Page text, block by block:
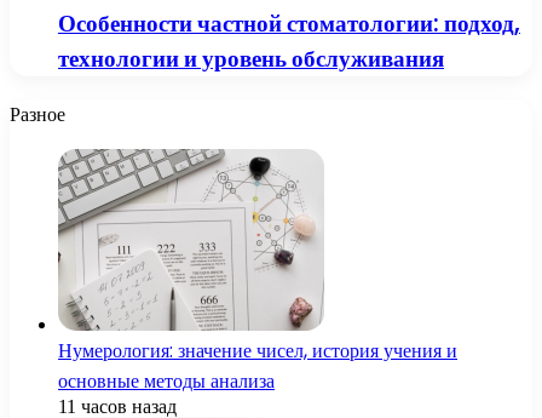
Особенности частной стоматологии: подход,
технологии и уровень обслуживания
Разное
Нумерология: значение чисел, история учения и
основные методы анализа
11 часов назад